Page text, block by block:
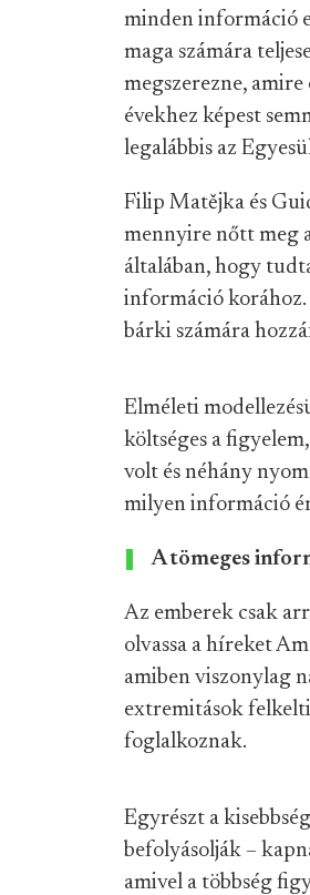
minden információ
maga számára
megszerezne, amire
évekhez képest
legalábbis az
Filip Matějka és
mennyire nőtt meg
általában, hogy
információ korához.
bárki számára
Elméleti
költséges a
volt és néhány
milyen információ
A tömeges
Az emberek csak
olvassa a híreket
amiben viszonylag
extremitások
foglalkoznak.
Egyrészt a
befolyásolják –
amivel a többség